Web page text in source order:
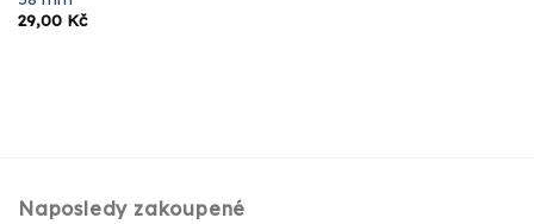
29,00 Kč
Naposledy zakoupené